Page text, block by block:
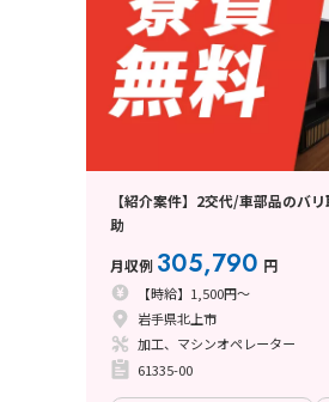
【紹介案件】2交代/車部品のバ
助
月収例 305,790 円
【時給】1,500円～
岩手県北上市
加工、マシンオペレーター
61335-00